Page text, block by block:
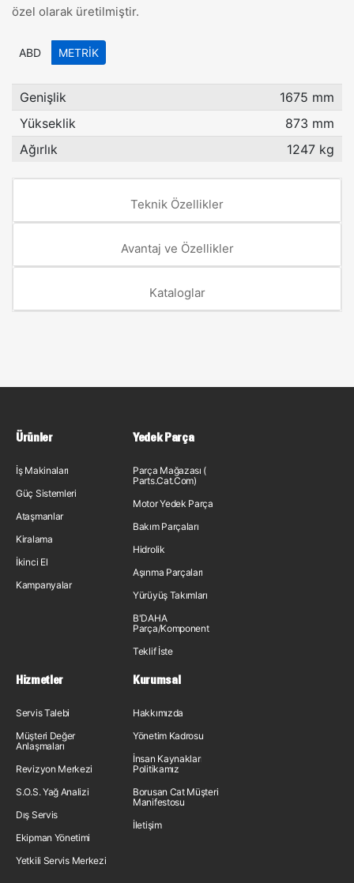
özel olarak üretilmiştir.
ABD METRIK
Genişlik
1675 mm
Yükseklik
873 mm
Ağırlık
1247 kg
Teknik Özellikler
Avantaj ve Özellikler
Kataloglar
Ürünler
İş Makinaları
Güç Sistemleri
Ataşmanlar
Kiralama
İkinci El
Kampanyalar
Yedek Parça
Parça Mağazası (
Parts.Cat.Com)
Motor Yedek Parça
Bakım Parçaları
Hidrolik
Aşınma Parçaları
Yürüyüş Takımları
B'DAHA
Parça/Komponent
Teklif İste
Hizmetler
Servis Talebi
Müşteri Değer
Anlaşmaları
Revizyon Merkezi
S.O.S. Yağ Analizi
Dış Servis
Ekipman Yönetimi
Yetkili Servis Merkezi
Kurumsal
Hakkımızda
Yönetim Kadrosu
İnsan Kaynakları
Politikamız
Borusan Cat Müşteri
Manifestosu
İletişim